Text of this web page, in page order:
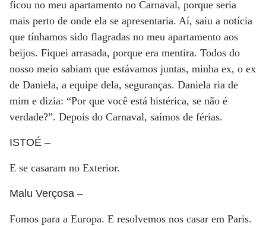
ficou no meu apartamento no Carnaval, porque seria
mais perto de onde ela se apresentaria. Aí, saiu a notícia
que tínhamos sido flagradas no meu apartamento aos
beijos. Fiquei arrasada, porque era mentira. Todos do
nosso meio sabiam que estávamos juntas, minha ex, o ex
de Daniela, a equipe dela, seguranças. Daniela ria de
mim e dizia: “Por que você está histérica, se não é
verdade?”. Depois do Carnaval, saímos de férias.
ISTOÉ –
E se casaram no Exterior.
Malu Verçosa –
Fomos para a Europa. E resolvemos nos casar em Paris.